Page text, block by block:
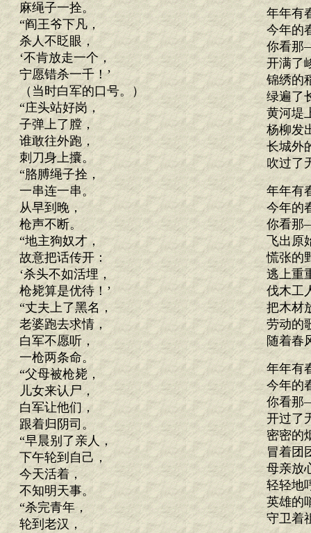
年年有
今年的
你看那
开满了
锦绣的
绿遍了
黄河堤
杨柳发
长城外
吹过了
年年有
今年的
你看那
飞出原
慌张的
逃上重
伐木工
把木材
劳动的
随着春
年年有
今年的
你看那
开过了
密密的
冒着团
母亲放
轻轻地
英雄的
守卫着
麻绳子一拴。
“阎王爷下凡，
杀人不眨眼，
‘不肯放走一个，
宁愿错杀一千！’
（当时白军的口号。）
“庄头站好岗，
子弹上了膛，
谁敢往外跑，
刺刀身上攮。
“胳膊绳子拴，
一串连一串。
从早到晚，
枪声不断。
“地主狗奴才，
故意把话传开：
‘杀头不如活埋，
枪毙算是优待！’
“丈夫上了黑名，
老婆跑去求情，
白军不愿听，
一枪两条命。
“父母被枪毙，
儿女来认尸，
白军让他们，
跟着归阴司。
“早晨别了亲人，
下午轮到自己，
今天活着，
不知明天事。
“杀完青年，
轮到老汉，